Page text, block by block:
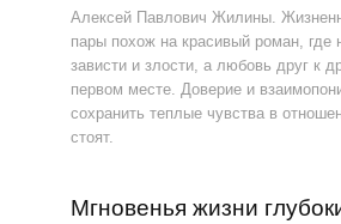
Алексей Павлович Жилины.
пары похож на красивый роман, где
зависти и злости, а любовь друг к
первом месте. Доверие и
сохранить теплые чувства в
стоят.
Мгновенья жизни